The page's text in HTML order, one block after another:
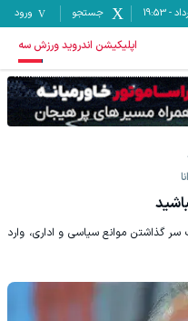
-
19:53 جستجو ورود
اپلیکیشن اندروید ورزش سه
گذاشتن موانع سیاسی و اداری، وارد